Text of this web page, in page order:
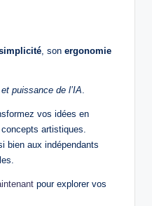
, son ergonomie
puissance de l’IA.
vos idées en
artistiques.
bien aux indépendants
pour explorer vos